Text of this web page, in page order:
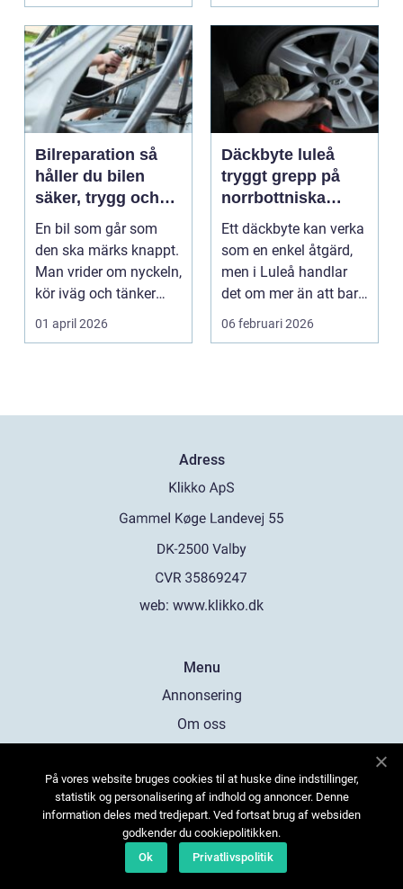
Bilreparation så
håller du bilen
säker, trygg och
ekonomisk
En bil som går som
den ska märks knappt.
Man vrider om nyckeln,
kör iväg och tänker
inte mer på det....
01 april 2026
Däckbyte luleå
tryggt grepp på
norrbottniska
vägar
Ett däckbyte kan verka
som en enkel åtgärd,
men i Luleå handlar
det om mer än att bara
byta gummi mo...
06 februari 2026
Adress
web: www.klikko.dk
Menu
Annonsering
Om oss
Kontakta oss
Sitemap
På vores website bruges cookies til at huske dine indstillinger,
statistik og personalisering af indhold og annoncer. Denne
information deles med tredjepart. Ved fortsat brug af websiden
godkender du cookiepolitikken.
Ok
Privatlivspolitik